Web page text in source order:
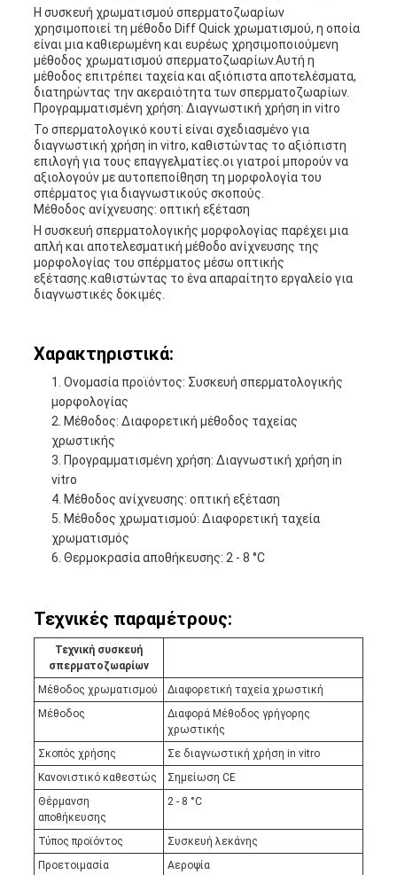
Η συσκευή χρωματισμού σπερματοζωαρίων
χρησιμοποιεί τη μέθοδο Diff Quick χρωματισμού, η οποία
είναι μια καθιερωμένη και ευρέως χρησιμοποιούμενη
μέθοδος χρωματισμού σπερματοζωαρίων.Αυτή η
μέθοδος επιτρέπει ταχεία και αξιόπιστα αποτελέσματα,
διατηρώντας την ακεραιότητα των σπερματοζωαρίων.
Προγραμματισμένη χρήση: Διαγνωστική χρήση in vitro
Το σπερματολογικό κουτί είναι σχεδιασμένο για
διαγνωστική χρήση in vitro, καθιστώντας το αξιόπιστη
επιλογή για τους επαγγελματίες.οι γιατροί μπορούν να
αξιολογούν με αυτοπεποίθηση τη μορφολογία του
σπέρματος για διαγνωστικούς σκοπούς.
Μέθοδος ανίχνευσης: οπτική εξέταση
Η συσκευή σπερματολογικής μορφολογίας παρέχει μια
απλή και αποτελεσματική μέθοδο ανίχνευσης της
μορφολογίας του σπέρματος μέσω οπτικής
εξέτασης.καθιστώντας το ένα απαραίτητο εργαλείο για
διαγνωστικές δοκιμές.
Χαρακτηριστικά:
Ονομασία προϊόντος: Συσκευή σπερματολογικής
μορφολογίας
Μέθοδος: Διαφορετική μέθοδος ταχείας
χρωστικής
Προγραμματισμένη χρήση: Διαγνωστική χρήση in
vitro
Μέθοδος ανίχνευσης: οπτική εξέταση
Μέθοδος χρωματισμού: Διαφορετική ταχεία
χρωματισμός
Θερμοκρασία αποθήκευσης: 2 - 8 °C
Τεχνικές παραμέτρους:
Τεχνική συσκευή
σπερματοζωαρίων
Μέθοδος χρωματισμού
Διαφορετική ταχεία χρωστική
Μέθοδος
Διαφορά Μέθοδος γρήγορης
χρωστικής
Σκοπός χρήσης
Σε διαγνωστική χρήση in vitro
Κανονιστικό καθεστώς
Σημείωση CE
Θέρμανση
αποθήκευσης
2 - 8 °C
Τύπος προϊόντος
Συσκευή λεκάνης
Προετοιμασία
Αεροψία